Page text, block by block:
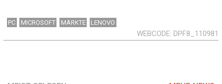
PC MICROSOFT MÄRKTE LENOVO
WEBCODE DPF8_110981